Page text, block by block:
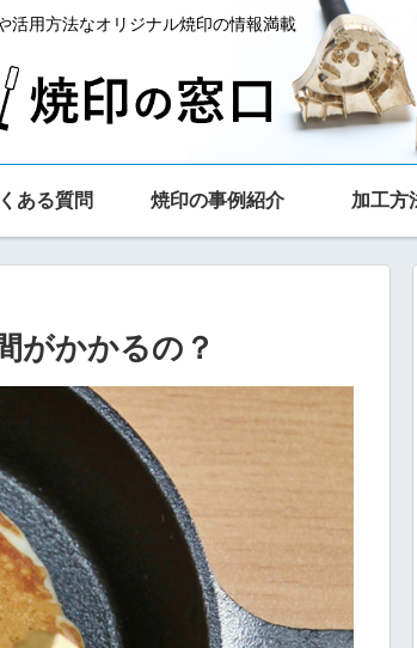
活用方法なオリジナル焼印の情報満載
ある質問 焼印の事例紹介 加工方
がかかるの？